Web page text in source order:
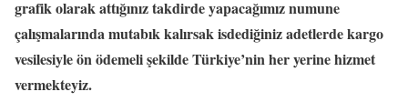
grafik olarak attığınız takdirde yapacağımız numune
çalışmalarında mutabık kalırsak isdediğiniz adetlerde kargo
vesilesiyle ön ödemeli şekilde Türkiye’nin her yerine hizmet
vermekteyiz.